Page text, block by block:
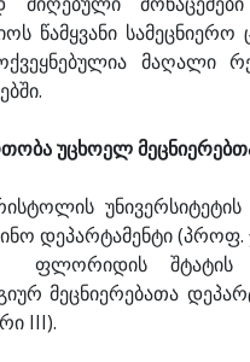
წამყვანი სამეცნიერო
მაღალი
უცხოელ
უნივერსიტეტის
დეპარტამენტი (პროფ.
შტატის
მეცნიერებათა
III).